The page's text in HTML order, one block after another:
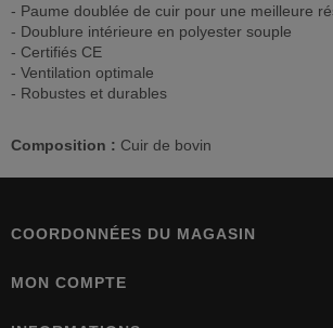
- Paume doublée de cuir pour une meilleure
- Doublure intérieure en polyester souple
- Certifiés CE
- Ventilation optimale
- Robustes et durables
Composition : Cuir de bovin
COORDONNÉES DU MAGASIN
MON COMPTE